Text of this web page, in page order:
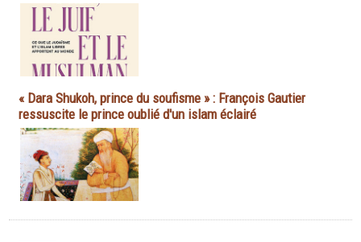
« Dara Shukoh, prince du soufisme » : François Gautier
ressuscite le prince oublié d'un islam éclairé